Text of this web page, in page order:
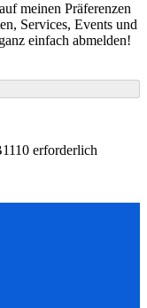
meinen Präferenzen
Services, Events und
einfach abmelden!
erforderlich